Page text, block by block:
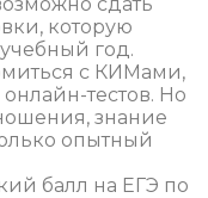
сдать
которую
год.
с КИМами,
тестов. Но
знание
опытный
балл на ЕГЭ по